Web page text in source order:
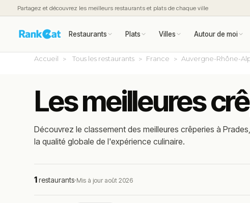
Partagez et découvrez les meilleurs restaurants et plats de chaque ville
Restaurants Plats Villes Autour de moi
Accueil Tous les restaurants France Auvergne-Rhône-
Les meilleures
Découvrez le classement des meilleures crêperies à
la qualité globale de l'expérience culinaire.
1restaurants·Mis à jour août 2026